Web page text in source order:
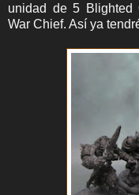
unidad de 5 Blighted
War Chief. Así ya